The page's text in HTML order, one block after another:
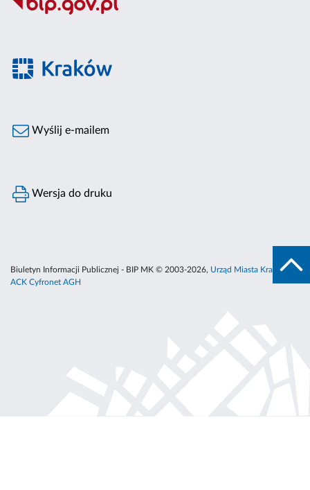
Wyślij e-mailem
Wersja do druku
Biuletyn Informacji Publicznej - BIP MK © 2003-2026, Urząd Miasta Krakowa
ACK Cyfronet AGH